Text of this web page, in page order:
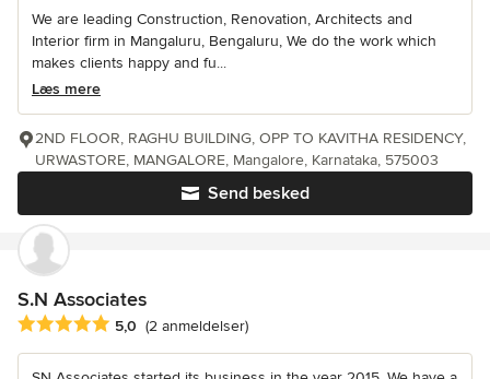
We are leading Construction, Renovation, Architects and
Interior firm in Mangaluru, Bengaluru, We do the work which
makes clients happy and fu...
Læs mere
Send besked
2ND FLOOR, RAGHU BUILDING, OPP TO KAVITHA RESIDENCY,
URWASTORE, MANGALORE, Mangalore, Karnataka, 575003
S.N Associates
Gennemsnitlig bedømmelse: 5 ud af 5 stjerner
5,0 (2 anmeldelser)